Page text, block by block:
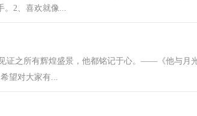
。2、喜欢就像...
证之所有辉煌盛景，他都铭记于心。——《他与月
望对大家有...